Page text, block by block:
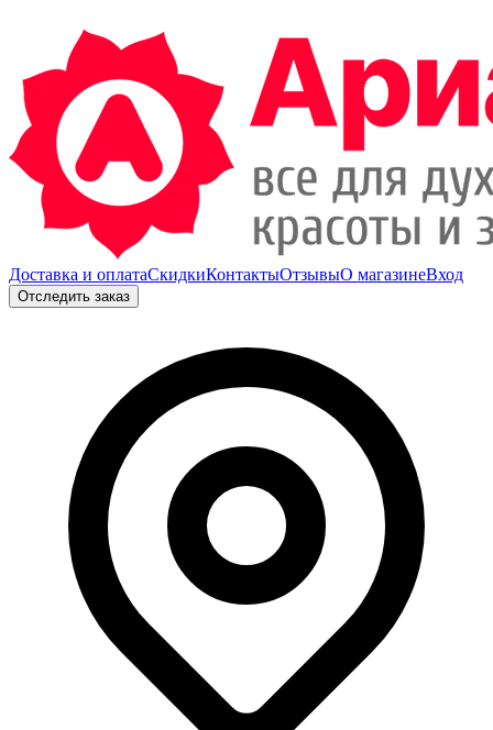
Доставка и оплатаСкидкиКонтактыОтзывыО магазинеВход
Отследить заказ